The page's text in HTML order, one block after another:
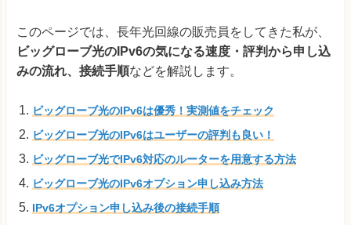
このページでは、長年光回線の販売員をしてきた私が、
ビッグローブ光のIPv6の気になる速度・評判から申し込
みの流れ、接続手順などを解説します。
ビッグローブ光のIPv6は優秀！実測値をチェック
ビッグローブ光のIPv6はユーザーの評判も良い！
ビッグローブ光でIPv6対応のルーターを用意する方法
ビッグローブ光のIPv6オプション申し込み方法
IPv6オプション申し込み後の接続手順